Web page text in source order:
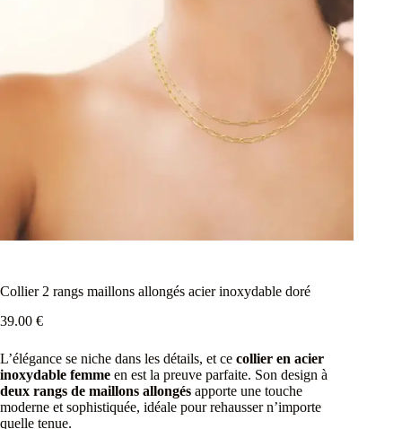
Collier 2 rangs maillons allongés acier inoxydable doré
39.00 €
L’élégance se niche dans les détails, et ce collier en acier
inoxydable femme en est la preuve parfaite. Son design à
deux rangs de maillons allongés apporte une touche
moderne et sophistiquée, idéale pour rehausser n’importe
quelle tenue.